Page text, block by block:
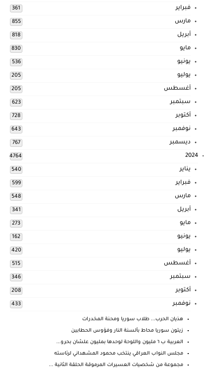
فبراير 361
مارس 855
أبريل 818
مايو 830
يونيو 536
يوليو 205
أغسطس 205
سبتمبر 623
أكتوبر 728
نوفمبر 643
ديسمبر 767
2024
4764
يناير 540
فبراير 599
مارس 548
أبريل 341
مايو 273
يونيو 162
يوليو 420
أغسطس 515
سبتمبر 346
أكتوبر 208
نوفمبر 433
هذيان الحرب... طلاب سوريا ومحنة المخدرات
زيتون سوريا محاط بألسنة النار وفؤوس الحطابين
العربية ب ٦ مليون واللوحة لوحدها بمليون علشان بحرو...
مجلس النواب العراقي ينتخب محمود المشهداني لرئاسته
مجموعة من شخصيات العسيرات المرموقة الحلقة الثانية ...